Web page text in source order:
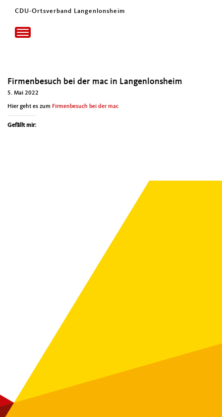
CDU-Ortsverband Langenlonsheim
Toggle
navigation
Firmenbesuch bei der mac in Langenlonsheim
5. Mai 2022
Hier geht es zum Fir­menbe­such bei der mac
Gefällt mir: